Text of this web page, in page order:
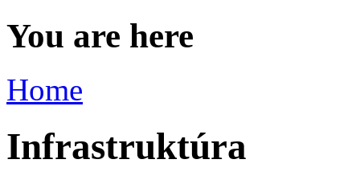
You are here
Home
Infrastruktúra